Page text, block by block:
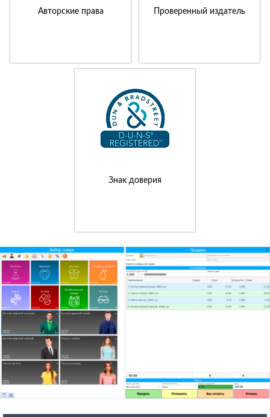
Авторские права Проверенный издатель
Знак доверия